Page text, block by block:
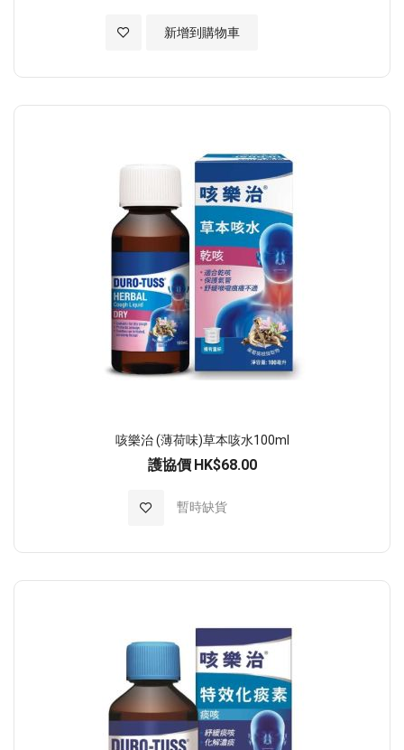
新增到購物車
加入至願望清單
咳樂治 (薄荷味)草本咳水100ml
護協價 HK$68.00
暫時缺貨
加入至願望清單